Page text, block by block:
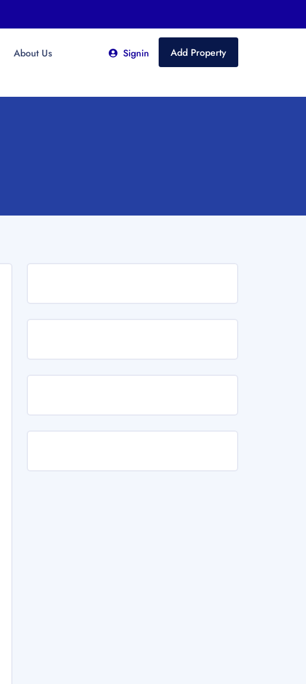
About Us Signin Add Property